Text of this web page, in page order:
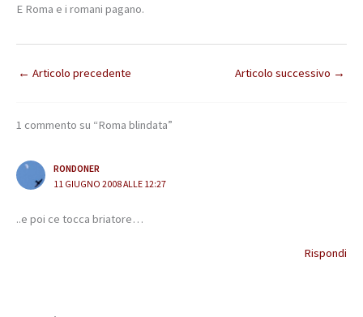
E Roma e i romani pagano.
← Articolo precedente Articolo successivo →
1 commento su “Roma blindata”
RONDONER
11 GIUGNO 2008 ALLE 12:27
..e poi ce tocca briatore…
Rispondi